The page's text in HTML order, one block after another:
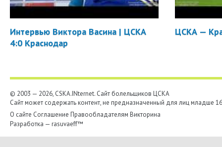
Интервью Виктора Васина | ЦСКА
4:0 Краснодар
ЦСКА —
© 2003 — 2026, CSKA.INternet. Cайт болельщиков ЦСКА
Сайт может содержать контент, не предназначенный для лиц младше
О сайте Соглашение Правообладателям Викторина
Разработка — rasuvaeff™